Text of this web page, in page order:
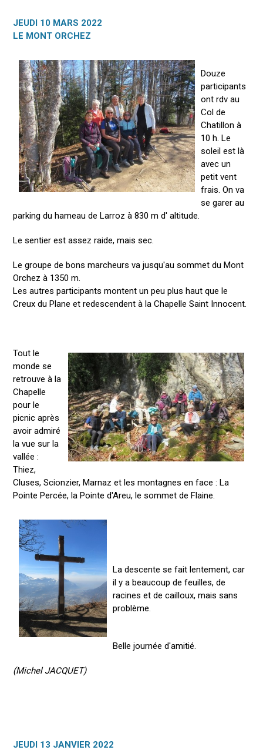
JEUDI 10 MARS 2022
LE MONT ORCHEZ
Douze
participants
ont rdv au
Col de
Chatillon à
10 h. Le
soleil est là
avec un
petit vent
frais. On va
se garer au
parking du hameau de Larroz à 830 m d' altitude.
Le sentier est assez raide, mais sec.
Le groupe de bons marcheurs va jusqu'au sommet du Mont
Orchez à 1350 m.
Les autres participants montent un peu plus haut que le
Creux du Plane et redescendent à la Chapelle Saint Innocent.
Tout le
monde se
retrouve à la
Chapelle
pour le
picnic après
avoir admiré
la vue sur la
vallée :
Thiez,
Cluses, Scionzier, Marnaz et les montagnes en face : La
Pointe Percée, la Pointe d'Areu, le sommet de Flaine.
La descente se fait lentement, car
il y a beaucoup de feuilles, de
racines et de cailloux, mais sans
problème.
Belle journée d'amitié.
(Michel JACQUET)
JEUDI 13 JANVIER 2022